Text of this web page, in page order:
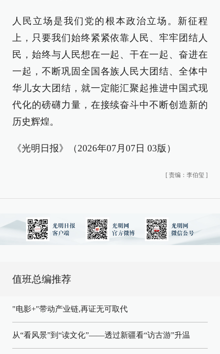
人民立场是我们党的根本政治立场。新征程
上，只要我们始终紧紧依靠人民、牢牢团结人
民，始终与人民想在一起、干在一起、奋进在
一起，不断巩固全国各族人民大团结、全体中
华儿女大团结，就一定能汇聚起推进中国式现
代化的磅礴力量，在接续奋斗中不断创造新的
历史辉煌。
《光明日报》（2026年07月07日 03版）
[ 责编：李伯玺 ]
值班总编推荐
"电影+"带动产业链,再证无可取代
从“看风景”到“读文化”——透过新疆看“访古游”升温